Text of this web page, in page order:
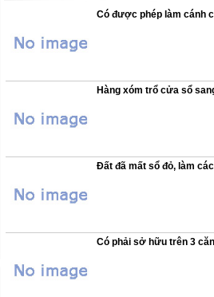
Có được phép làm cánh
Hàng xóm trổ cửa sổ
Đất đã mất sổ đỏ, làm
Có phải sở hữu trên 3